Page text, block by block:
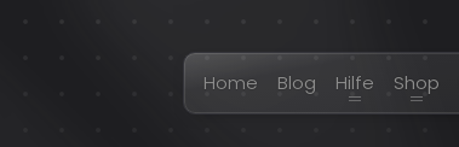
Home Blog Hilfe Shop